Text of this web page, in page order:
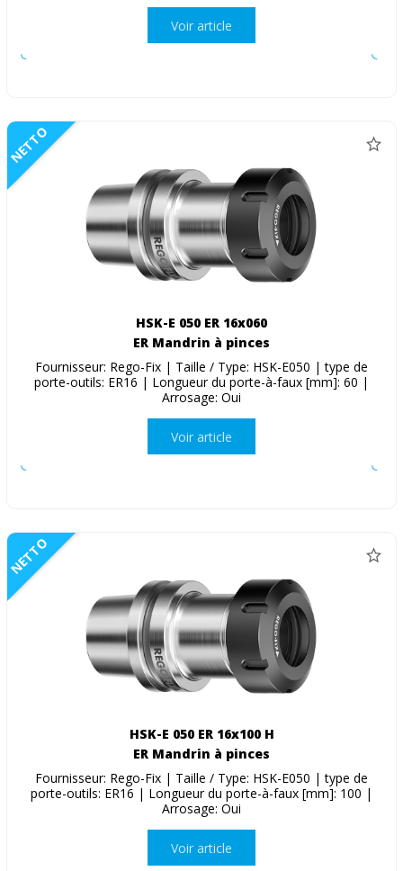
Voir article
NETTO
HSK-E 050 ER 16x060
ER Mandrin à pinces
Fournisseur: Rego-Fix | Taille / Type: HSK-E050 | type de
porte-outils: ER16 | Longueur du porte-à-faux [mm]: 60 |
Arrosage: Oui
Voir article
NETTO
HSK-E 050 ER 16x100 H
ER Mandrin à pinces
Fournisseur: Rego-Fix | Taille / Type: HSK-E050 | type de
porte-outils: ER16 | Longueur du porte-à-faux [mm]: 100 |
Arrosage: Oui
Voir article